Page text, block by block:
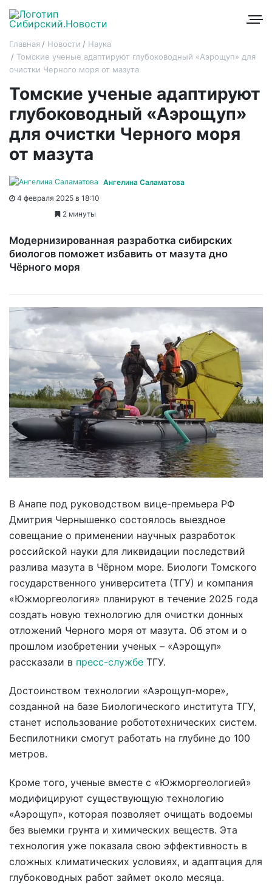
Главная Новости
Наука
Томские ученые адаптируют глубоководный «Аэрощуп» для
очистки Черного моря от мазута
Томские ученые адаптируют
глубоководный «Аэрощуп»
для очистки Черного моря
от мазута
Ангелина Саламатова
4 февраля 2025 в 18:10
2 минуты
Модернизированная разработка сибирских
биологов поможет избавить от мазута дно
Чёрного моря
В Анапе под руководством вице-премьера РФ
Дмитрия Чернышенко состоялось выездное
совещание о применении научных разработок
российской науки для ликвидации последствий
разлива мазута в Чёрном море. Биологи Томского
государственного университета (ТГУ) и компания
«Южморгеология» планируют в течение 2025 года
создать новую технологию для очистки донных
отложений Черного моря от мазута. Об этом и о
прошлом изобретении ученых – «Аэрощуп»
рассказали в пресс-службе ТГУ.
Достоинством технологии «Аэрощуп-море»,
созданной на базе Биологического института ТГУ,
станет использование робототехнических систем.
Беспилотники смогут работать на глубине до 100
метров.
Кроме того, ученые вместе с «Южморгеологией»
модифицируют существующую технологию
«Аэрощуп», которая позволяет очищать водоемы
без выемки грунта и химических веществ. Эта
технология уже показала свою эффективность в
сложных климатических условиях, и адаптация для
глубоководных работ займет около месяца.